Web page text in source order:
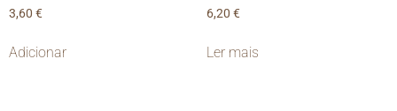
3,60 €
Adicionar
6,20 €
Ler mais